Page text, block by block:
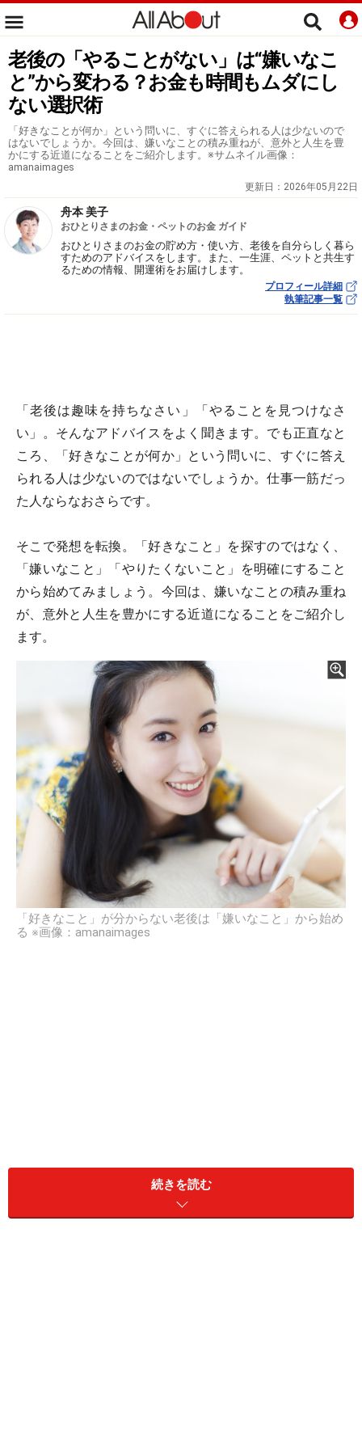
老後の「やることがない」は“嫌いなこ
と”から変わる？お金も時間もムダにし
ない選択術
「好きなことが何か」という問いに、すぐに答えられる人は少ないので
はないでしょうか。今回は、嫌いなことの積み重ねが、意外と人生を豊
かにする近道になることをご紹介します。※サムネイル画像：
amanaimages
更新日： 2026年05月22日
舟本 美子
おひとりさまのお金・ペットのお金 ガイド
おひとりさまのお金の貯め方・使い方、老後を自分らしく暮ら
すためのアドバイスをします。また、一生涯、ペットと共生す
るための情報、開運術をお届けします。
プロフィール詳細
執筆記事一覧
「老後は趣味を持ちなさい」「やることを見つけなさ
い」。そんなアドバイスをよく聞きます。でも正直なと
ころ、「好きなことが何か」という問いに、すぐに答え
られる人は少ないのではないでしょうか。仕事一筋だっ
た人ならなおさらです。
そこで発想を転換。「好きなこと」を探すのではなく、
「嫌いなこと」「やりたくないこと」を明確にすること
から始めてみましょう。今回は、嫌いなことの積み重ね
が、意外と人生を豊かにする近道になることをご紹介し
ます。
「好きなこと」が分からない老後は「嫌いなこと」から始め
る ※画像：amanaimages
なぜ「好き」を探すより「嫌い」を知るこ
続きを読む